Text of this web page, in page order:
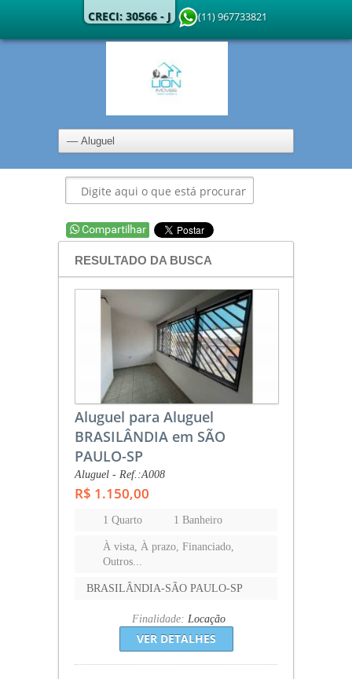
CRECI: 30566 - J (11) 967733821
RESULTADO DA BUSCA
Aluguel para Aluguel
BRASILÂNDIA em SÃO
PAULO-SP
Aluguel - Ref.:A008
R$ 1.150,00
1 Quarto 1 Banheiro
À vista, À prazo, Financiado,
Outros...
BRASILÂNDIA-SÃO PAULO-SP
Finalidade: Locação
VER DETALHES